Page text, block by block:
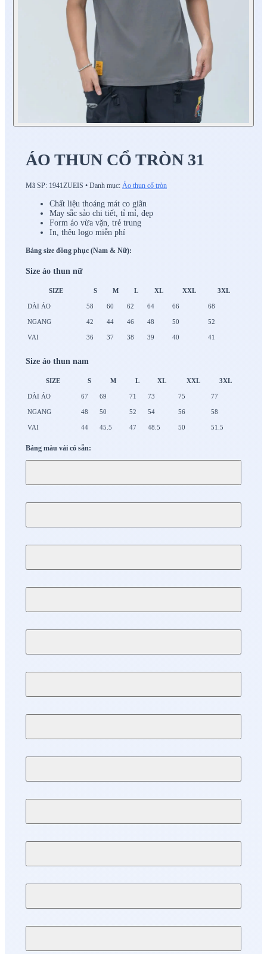
ÁO THUN CỔ TRÒN 31
Mã SP: 1941ZUEIS • Danh mục: Áo thun cổ tròn
Chất liệu thoáng mát co giãn
May sắc sảo chi tiết, tỉ mỉ, đẹp
Form áo vừa vặn, trẻ trung
In, thêu logo miễn phí
Bảng size đồng phục (Nam & Nữ):
Size áo thun nữ
SIZE S M L XL XXL 3XL
DÀI ÁO 58 60 62 64 66 68
NGANG 42 44 46 48 50 52
VAI 36 37 38 39 40 41
Size áo thun nam
SIZE S M L XL XXL 3XL
DÀI ÁO 67 69 71 73 75 77
NGANG 48 50 52 54 56 58
VAI 44 45.5 47 48.5 50 51.5
Bảng màu vải có sẵn: